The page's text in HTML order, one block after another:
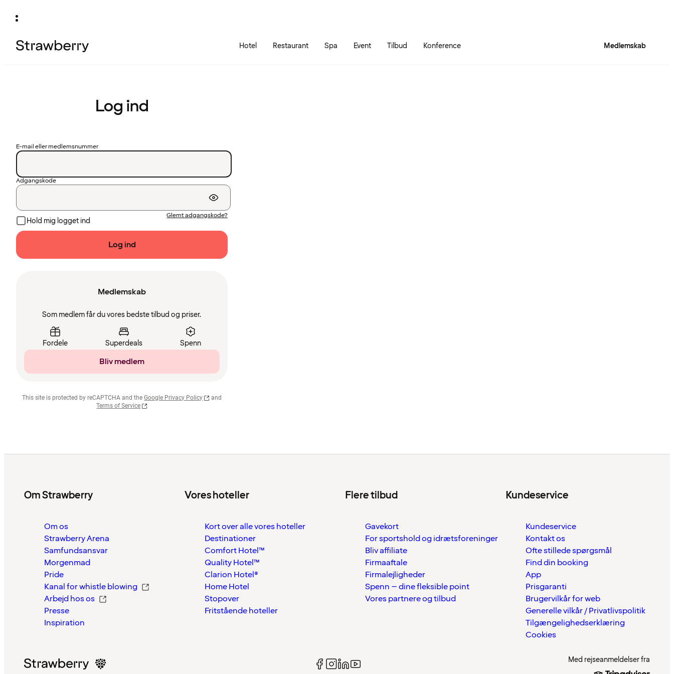
Hotel Restaurant Spa Event Tilbud Konference Medlemskab
Log ind
E-mail eller medlemsnummer
Adgangskode
Hold mig logget ind
Glemt adgangskode?
Log ind
Medlemskab
Som medlem får du vores bedste tilbud og priser.
Fordele Superdeals Spenn
Bliv medlem
This site is protected by reCAPTCHA and the Google Privacy Policy
and
Terms of Service
Om Strawberry
Om os
Strawberry Arena
Samfundsansvar
Morgenmad
Pride
Kanal for whistle blowing
Arbejd hos os
Presse
Inspiration
Vores hoteller
Kort over alle vores hoteller
Destinationer
Comfort Hotel™
Quality Hotel™
Clarion Hotel®
Home Hotel
Stopover
Fritstående hoteller
Flere tilbud
Gavekort
For sportshold og idrætsforeninger
Bliv affiliate
Firmaaftale
Firmalejligheder
Spenn – dine fleksible point
Vores partnere og tilbud
Kundeservice
Kundeservice
Kontakt os
Ofte stillede spørgsmål
Find din booking
App
Prisgaranti
Brugervilkår for web
Generelle vilkår / Privatlivspolitik
Tilgængelighedserklæring
Cookies
Med rejseanmeldelser fra